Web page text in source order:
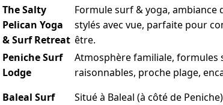
The Salty
Pelican Yoga
& Surf Retreat
Formule surf & yoga, ambiance
stylés avec vue, parfaite pour
être.
Peniche Surf
Lodge
Atmosphère familiale, formules
raisonnables, proche plage,
Baleal Surf
Situé à Baleal (à côté de